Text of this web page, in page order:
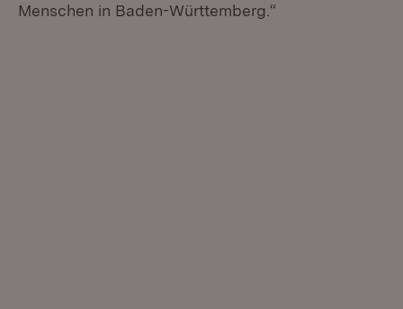
Menschen in Baden-Württemberg.“